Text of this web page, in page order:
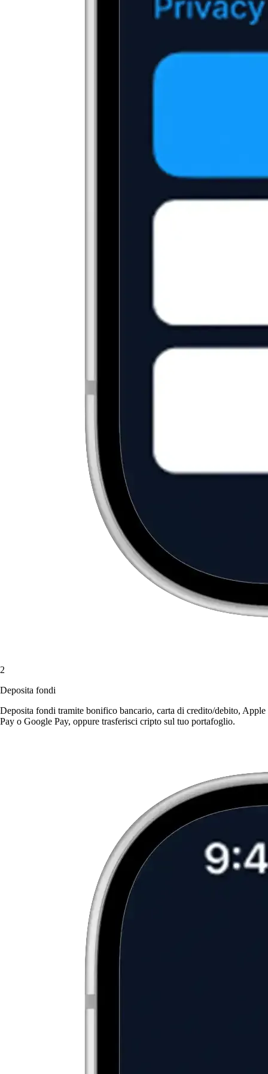
2
Deposita fondi
Deposita fondi tramite bonifico bancario, carta di credito/debito, Apple
Pay o Google Pay, oppure trasferisci cripto sul tuo portafoglio.